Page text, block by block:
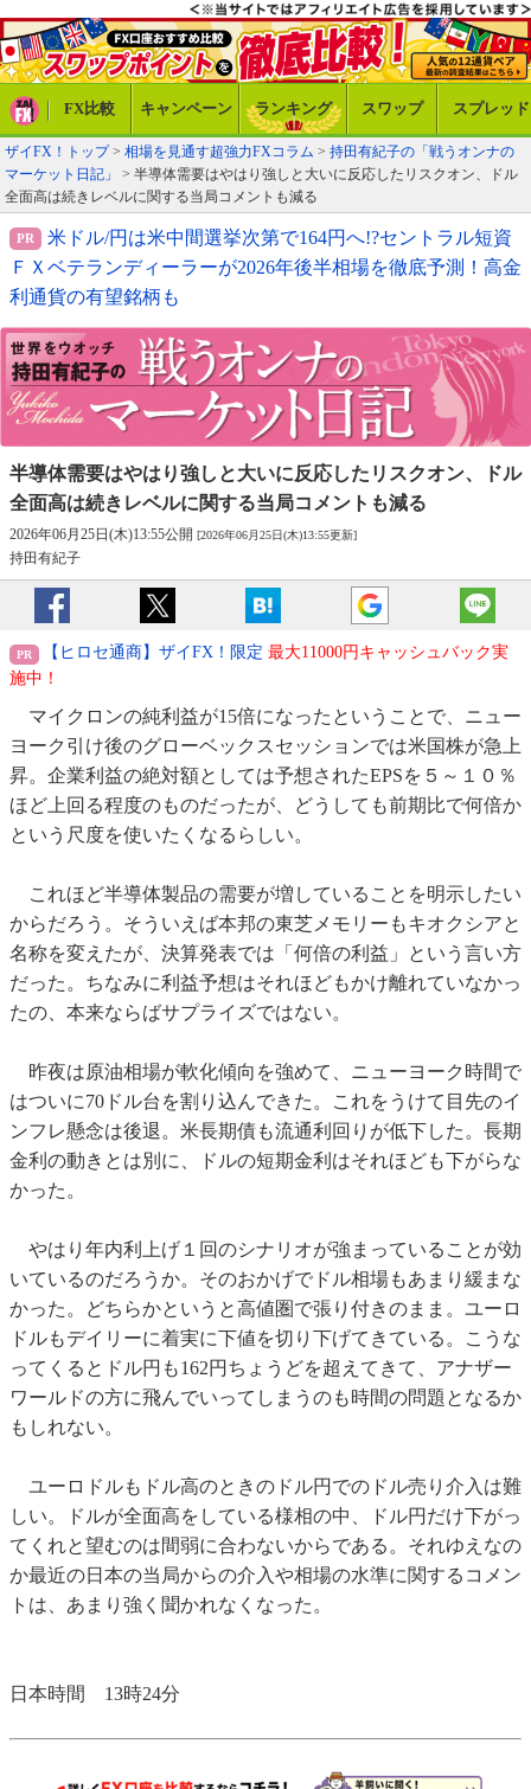
FX比較 キャンペーン ランキング スワップ スプレッド
ザイFX！トップ> 相場を見通す超強力FXコラム > 持田有紀子の「戦うオンナの
マーケット日記」
> 半導体需要はやはり強しと大いに反応したリスクオン、ドル
全面高は続きレベルに関する当局コメントも減る
米ドル/円は米中間選挙次第で164円へ!?セントラル短資
ＦＸベテランディーラーが2026年後半相場を徹底予測！高金
利通貨の有望銘柄も
半導体需要はやはり強しと大いに反応したリスクオン、
ドル
全面高は続きレベルに関する当局コメントも減る
2026年06月25日(木)13:55公開 [2026年06月25日(木)13:55更新]
持田有紀子
【ヒロセ通商】ザイFX！限定 最大11000円キャッシュバック実
施中！
マイクロンの純利益が15倍になったということで、ニュー
ヨーク引け後のグローベックスセッションでは米国株が急上
昇。企業利益の絶対額としては予想されたEPSを５～１０％
ほど上回る程度のものだったが、どうしても前期比で何倍か
という尺度を使いたくなるらしい。
これほど半導体製品の需要が増していることを明示したい
からだろう。そういえば本邦の東芝メモリーもキオクシアと
名称を変えたが、決算発表では「何倍の利益」という言い方
だった。ちなみに利益予想はそれほどもかけ離れていなかっ
たの、本来ならばサプライズではない。
昨夜は原油相場が軟化傾向を強めて、ニューヨーク時間で
はついに70ドル台を割り込んできた。これをうけて目先のイ
ンフレ懸念は後退。米長期債も流通利回りが低下した。長期
金利の動きとは別に、ドルの短期金利はそれほども下がらな
かった。
やはり年内利上げ１回のシナリオが強まっていることが効
いているのだろうか。そのおかげでドル相場もあまり緩まな
かった。どちらかというと高値圏で張り付きのまま。ユーロ
ドルもデイリーに着実に下値を切り下げてきている。こうな
ってくるとドル円も162円ちょうどを超えてきて、アナザー
ワールドの方に飛んでいってしまうのも時間の問題となるか
もしれない。
ユーロドルもドル高のときのドル円でのドル売り介入は難
しい。ドルが全面高をしている様相の中、ドル円だけ下がっ
てくれと望むのは間弱に合わないからである。それゆえなの
か最近の日本の当局からの介入や相場の水準に関するコメン
トは、あまり強く聞かれなくなった。
日本時間 13時24分